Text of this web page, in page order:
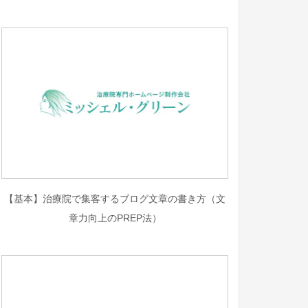
【基本】治療院で集客するブログ文章の書き方（文
章力向上のPREP法）